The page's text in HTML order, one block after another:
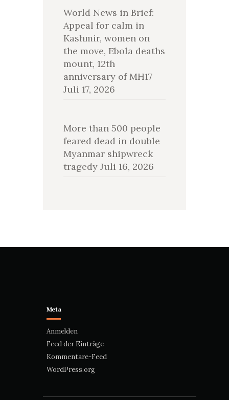
World News in Brief:
Appeal for calm in
Kashmir, women on
the move, Ebola deaths
mount, 12th
anniversary of MH17
Juli 17, 2026
More than 500 people
feared dead in double
Myanmar shipwreck
tragedy Juli 16, 2026
Meta
Anmelden
Feed der Einträge
Kommentare-Feed
WordPress.org